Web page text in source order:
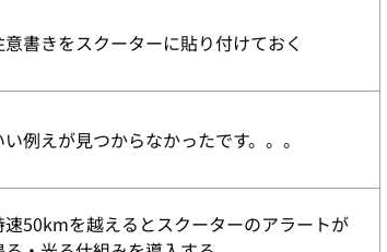
意書きをスクーターに貼り付けておく
い例えが見つからなかったです。。。
速50kmを越えるとスクーターのアラートが